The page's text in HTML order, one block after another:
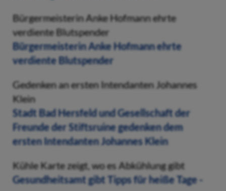
Bürgermeisterin Anke Hofmann ehrte
verdiente Blutspender
Bürgermeisterin Anke Hofmann ehrte
verdiente Blutspender
Gedenken an ersten Intendanten Johannes
Klein
Stadt Bad Hersfeld und Gesellschaft der
Freunde der Stiftsruine gedenken dem
ersten Intendanten Johannes Klein
Kühle Karte zeigt, wo es Abkühlung gibt
Gesundheitsamt gibt Tipps für heiße Tage -